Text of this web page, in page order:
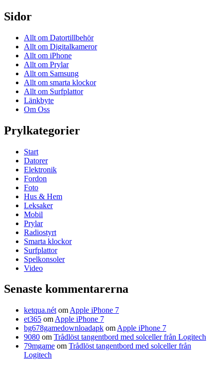
Sidor
Allt om Datortillbehör
Allt om Digitalkameror
Allt om iPhone
Allt om Prylar
Allt om Samsung
Allt om smarta klockor
Allt om Surfplattor
Länkbyte
Om Oss
Prylkategorier
Start
Datorer
Elektronik
Fordon
Foto
Hus & Hem
Leksaker
Mobil
Prylar
Radiostyrt
Smarta klockor
Surfplattor
Spelkonsoler
Video
Senaste kommentarerna
ketqua.nét om Apple iPhone 7
et365 om Apple iPhone 7
bg678gamedownloadapk om Apple iPhone 7
9080 om Trådlöst tangentbord med solceller från Logitech
79mgame om Trådlöst tangentbord med solceller från
Logitech